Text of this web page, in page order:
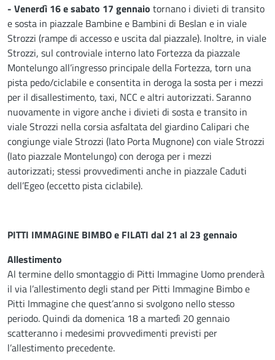
- Venerdì 16 e sabato 17 gennaio tornano i divieti di transito
e sosta in piazzale Bambine e Bambini di Beslan e in viale
Strozzi (rampe di accesso e uscita dal piazzale). Inoltre, in viale
Strozzi, sul controviale interno lato Fortezza da piazzale
Montelungo all’ingresso principale della Fortezza, torn una
pista pedo/ciclabile e consentita in deroga la sosta per i mezzi
per il disallestimento, taxi, NCC e altri autorizzati. Saranno
nuovamente in vigore anche i divieti di sosta e transito in
viale Strozzi nella corsia asfaltata del giardino Calipari che
congiunge viale Strozzi (lato Porta Mugnone) con viale Strozzi
(lato piazzale Montelungo) con deroga per i mezzi
autorizzati; stessi provvedimenti anche in piazzale Caduti
dell’Egeo (eccetto pista ciclabile).
PITTI IMMAGINE BIMBO e FILATI dal 21 al 23 gennaio
Allestimento
Al termine dello smontaggio di Pitti Immagine Uomo prenderà
il via l’allestimento degli stand per Pitti Immagine Bimbo e
Pitti Immagine che quest’anno si svolgono nello stesso
periodo. Quindi da domenica 18 a martedì 20 gennaio
scatteranno i medesimi provvedimenti previsti per
l’allestimento precedente.